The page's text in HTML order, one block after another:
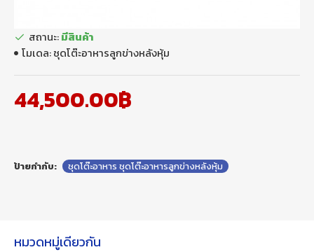
44,500.00฿
สถานะ:มีสินค้า
โมเดล:ชุดโต๊ะอาหารลูกข่างหลังหุ้ม
ป้ายกำกับ: ชุดโต๊ะอาหาร ชุดโต๊ะอาหารลูกข่างหลังหุ้ม
หมวดหมู่เดียวกัน